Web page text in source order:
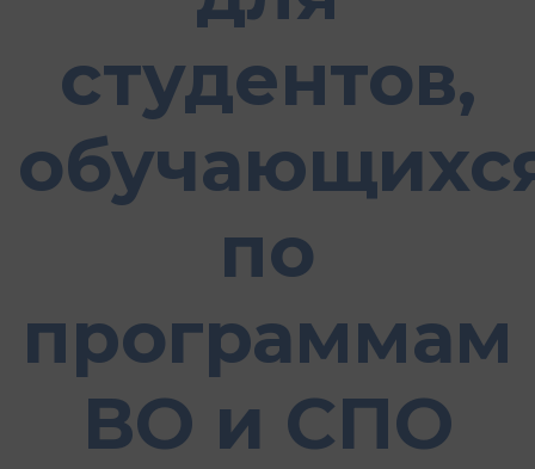
студентов,
по
программам
ВО и СПО